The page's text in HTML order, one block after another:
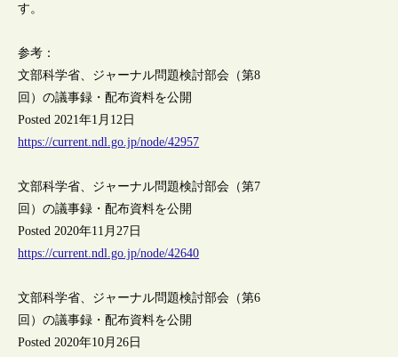
す。
参考：
文部科学省、ジャーナル問題検討部会（第8
回）の議事録・配布資料を公開
Posted 2021年1月12日
https://current.ndl.go.jp/node/42957
文部科学省、ジャーナル問題検討部会（第7
回）の議事録・配布資料を公開
Posted 2020年11月27日
https://current.ndl.go.jp/node/42640
文部科学省、ジャーナル問題検討部会（第6
回）の議事録・配布資料を公開
Posted 2020年10月26日